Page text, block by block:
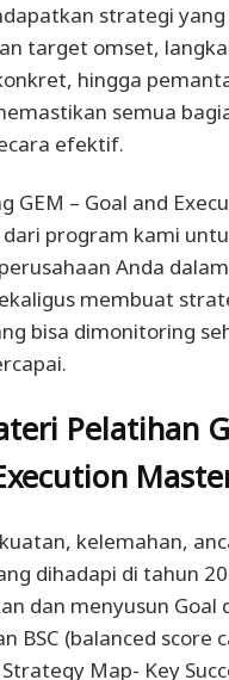
strategi
target omset,
hingga
semua
efektif.
GEM – Goal and
dari program kami
Anda
membuat
bisa dimonitoring
Pelatihan
kelemahan,
dihadapi di tahun
dan menyusun Goal
BSC (balanced score
Map- Key